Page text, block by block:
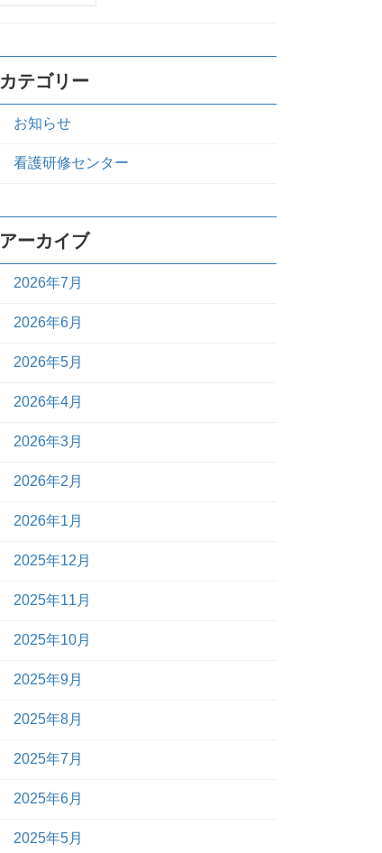
カテゴリー
お知らせ
看護研修センター
アーカイブ
2026年7月
2026年6月
2026年5月
2026年4月
2026年3月
2026年2月
2026年1月
2025年12月
2025年11月
2025年10月
2025年9月
2025年8月
2025年7月
2025年6月
2025年5月